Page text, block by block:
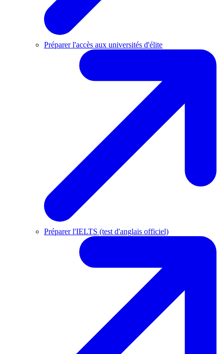
Préparer l'accès aux universités d'élite
Préparer l'IELTS (test d'anglais officiel)